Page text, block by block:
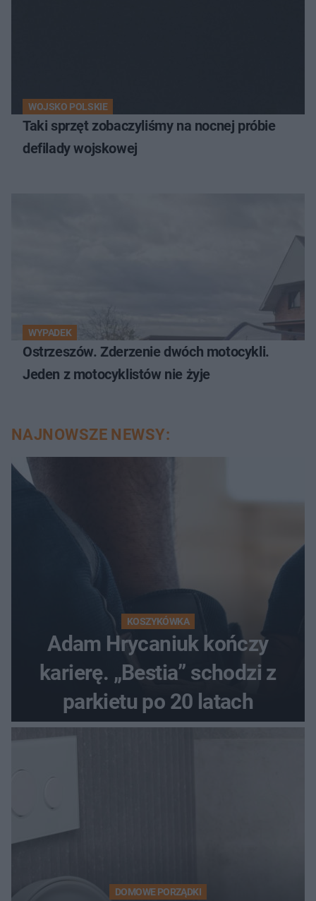
WOJSKO POLSKIE
Taki sprzęt zobaczyliśmy na nocnej próbie
defilady wojskowej
WYPADEK
Ostrzeszów. Zderzenie dwóch motocykli.
Jeden z motocyklistów nie żyje
NAJNOWSZE NEWSY:
KOSZYKÓWKA
Adam Hrycaniuk kończy
karierę. „Bestia” schodzi z
parkietu po 20 latach
DOMOWE PORZĄDKI